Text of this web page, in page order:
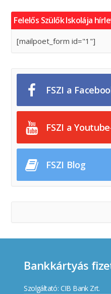
Felelős Szülők Iskolája
[mailpoet_form id="1"]
FSZI a
FSZI a
FSZI Blog
Bankkártyás
Szolgáltató: CIB Bank Zrt.